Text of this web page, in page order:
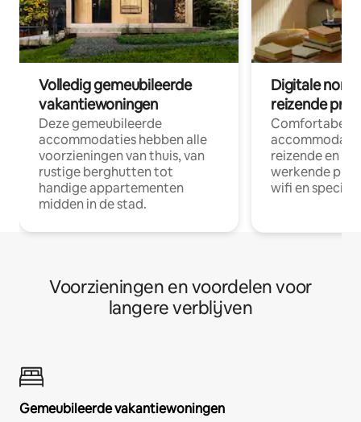
Volledig gemeubileerde
vakantiewoningen
Deze gemeubileerde
accommodaties hebben alle
voorzieningen van thuis, van
rustige berghutten tot
handige appartementen
midden in de stad.
Digitale
reizende
Comfortabele
reizende en
werkende
wifi en
Voorzieningen en voordelen voor
langere verblijven
Gemeubileerde vakantiewoningen